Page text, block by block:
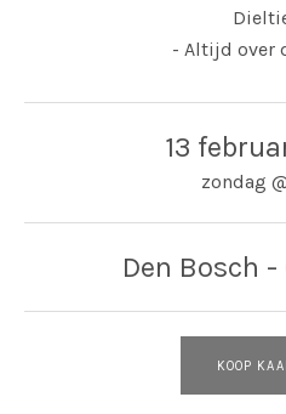
- Altijd over
13
zondag
Den Bosch
KOOP